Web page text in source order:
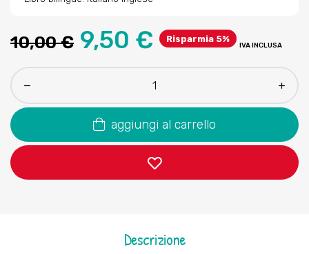
10,00 € 9,50 € Risparmia 5%
IVA INCLUSA
aggiungi al carrello
Descrizione